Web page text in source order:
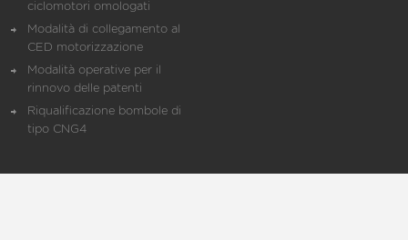
ciclomotori omologati
Modalità di collegamento al
CED motorizzazione
Modalità operative per il
rinnovo delle patenti
Riqualificazione bombole di
tipo CNG4